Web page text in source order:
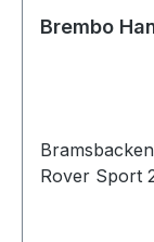
Brembo
Rover Sport